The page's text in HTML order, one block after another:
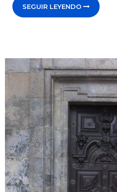
SEGUIR LEYENDO